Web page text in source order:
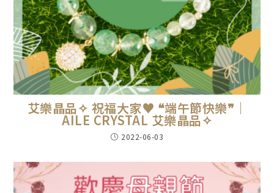
艾樂晶品✧ 祝福大家♥️ ❝端午節快樂❞｜
AILE CRYSTAL 艾樂晶品✧
2022-06-03